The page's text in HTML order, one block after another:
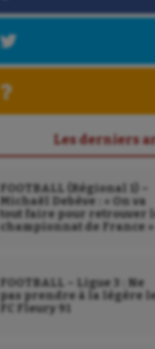
Les derniers
FOOTBALL (Régional 1) –
Michaël Debève : « On va
tout faire pour retrouver
championnat de France »
FOOTBALL – Ligue 3 : Ne
pas prendre à la légère
FC Fleury 91